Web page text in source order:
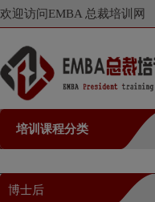
欢迎访问EMBA 总裁培训网
培训课程分类
博士后